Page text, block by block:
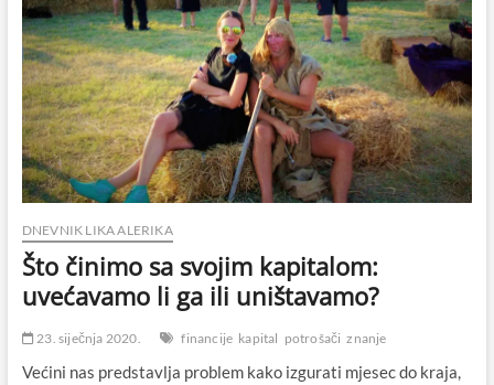
DNEVNIK LIKA ALERIKA
Što činimo sa svojim kapitalom:
uvećavamo li ga ili uništavamo?
23. siječnja 2020. financije kapital potrošači znanje
Većini nas predstavlja problem kako izgurati mjesec do kraja,